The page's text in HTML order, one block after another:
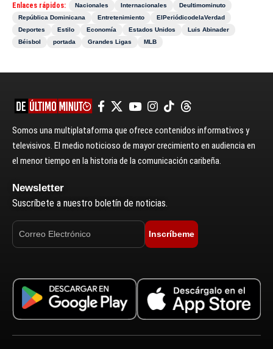
Enlaces rápidos: Nacionales Internacionales
Deultimominuto
República Dominicana
Entretenimiento
ElPeriódicodelaVerdad
Deportes
Estilo Economía Estados Unidos
Luis Abinader
Béisbol
portada Grandes Ligas MLB
Somos una multiplataforma que ofrece contenidos informativos y
televisivos. El medio noticioso de mayor crecimiento en audiencia en
el menor tiempo en la historia de la comunicación caribeña.
Newsletter
Suscríbete a nuestro boletín de noticias.
Inscríbeme